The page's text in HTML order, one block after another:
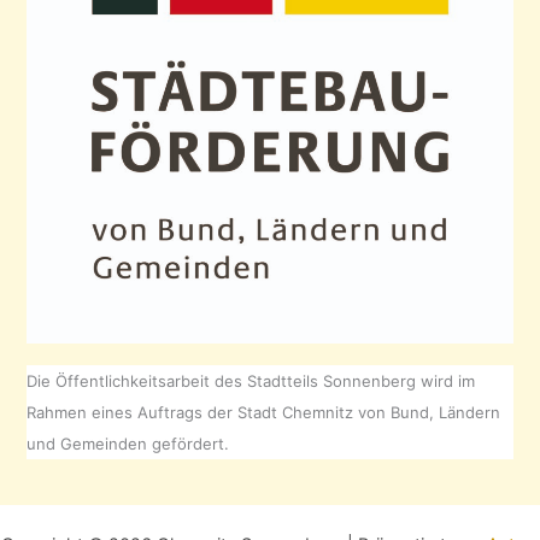
Die Öffentlichkeitsarbeit des Stadtteils Sonnenberg wird im
Rahmen eines Auftrags der Stadt Chemnitz von Bund, Ländern
und Gemeinden gefördert.